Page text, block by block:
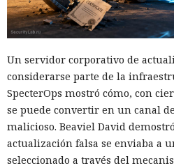
Un servidor corporativo de
considerarse parte de la
SpecterOps mostró cómo, con
se puede convertir en un canal
malicioso. Beaviel David
actualización falsa se enviaba a
seleccionado a través del